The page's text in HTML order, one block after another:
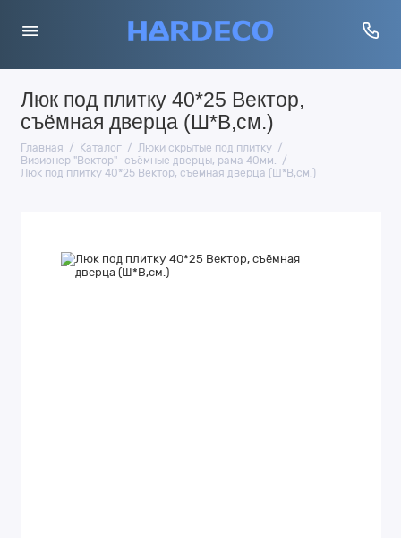
Люк под плитку 40*25 Вектор,
съёмная дверца (Ш*В,см.)
Главная Каталог
Люки скрытые под плитку
Визионер "Вектор"- съёмные дверцы, рама 40мм.
Люк под плитку 40*25 Вектор, съёмная дверца (Ш*В,см.)